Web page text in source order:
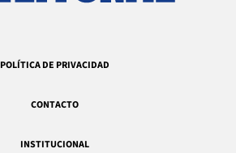
POLÍTICA DE PRIVACIDAD
CONTACTO
INSTITUCIONAL